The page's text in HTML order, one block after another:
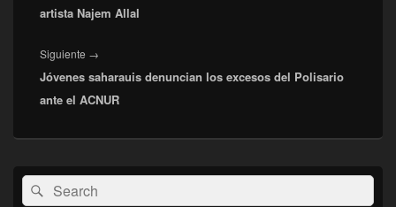
artista Najem Allal
Siguiente →
siguiente:
Jóvenes saharauis denuncian los excesos del Polisario
ante el ACNUR
El
área
Buscar
por:
Buscar